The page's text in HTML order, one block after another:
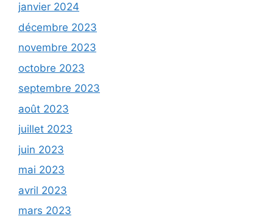
janvier 2024
décembre 2023
novembre 2023
octobre 2023
septembre 2023
août 2023
juillet 2023
juin 2023
mai 2023
avril 2023
mars 2023